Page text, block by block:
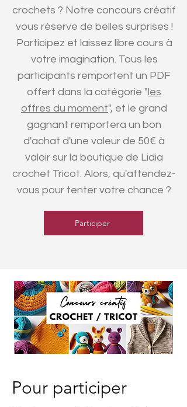
crochets ? Notre concours créatif
vous réserve de belles surprises !
Participez et laissez libre cours à
votre imagination. Tous les
participants remportent un PDF
offert dans la catégorie "les
offres du moment", et le grand
gagnant remportera un bon
d'achat d'une valeur de 50€ à
valoir sur la boutique de Lidia
crochet Tricot. Alors, qu'attendez-
vous pour tenter votre chance ?
Participer
Pour participer